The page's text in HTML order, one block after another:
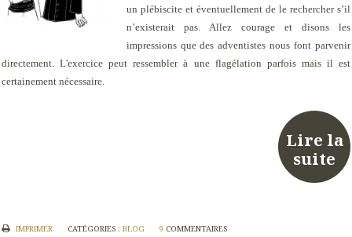
un plébiscite et éventuellement de le rechercher s’il
n’existerait pas. Allez courage et disons les
impressions que des adventistes nous font parvenir
directement. L'exercice peut ressembler à une flagélation parfois mais il est
certainement nécessaire.
Lire la
suite
IMPRIMER CATÉGORIES : BLOG 9 COMMENTAIRES